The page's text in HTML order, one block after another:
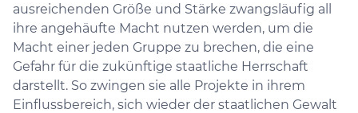
ausreichenden Größe und Stärke zwangsläufig all
ihre angehäufte Macht nutzen werden, um die
Macht einer jeden Gruppe zu brechen, die eine
Gefahr für die zukünftige staatliche Herrschaft
darstellt. So zwingen sie alle Projekte in ihrem
Einflussbereich, sich wieder der staatlichen Gewalt